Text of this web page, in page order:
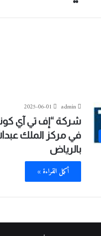
admin
2025-06-01
شركة “إف تي آي
في مركز الملك
بالرياض
أكمل القراءة »